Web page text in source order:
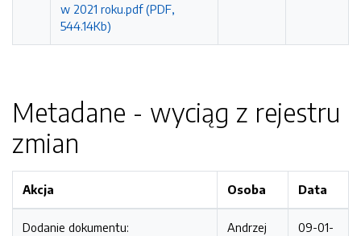
w 2021 roku.pdf (PDF,
544.14Kb)
Metadane - wyciąg z rejestru
zmian
Akcja Osoba Data
Dodanie dokumentu:
Andrzej
09-01-